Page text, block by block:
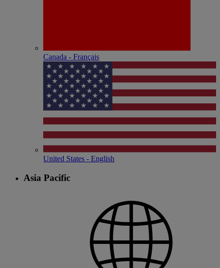
Canada - Français
United States - English
Asia Pacific